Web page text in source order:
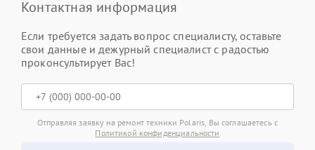
Контактная информация
Если требуется задать вопрос специалисту, оставьте
свои данные и дежурный специалист с радостью
проконсультирует Вас!
Отправляя заявку на ремонт техники Polaris, Вы соглашаетесь с
Политикой конфиденциальности